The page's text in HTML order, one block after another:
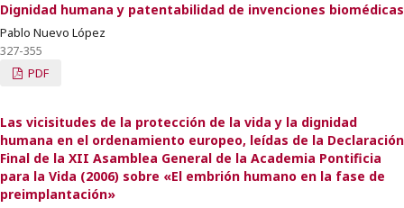
Dignidad humana y patentabilidad de invenciones biomédicas
Pablo Nuevo López
327-355
PDF
Las vicisitudes de la protección de la vida y la dignidad
humana en el ordenamiento europeo, leídas de la Declaración
Final de la XII Asamblea General de la Academia Pontificia
para la Vida (2006) sobre «El embrión humano en la fase de
preimplantación»